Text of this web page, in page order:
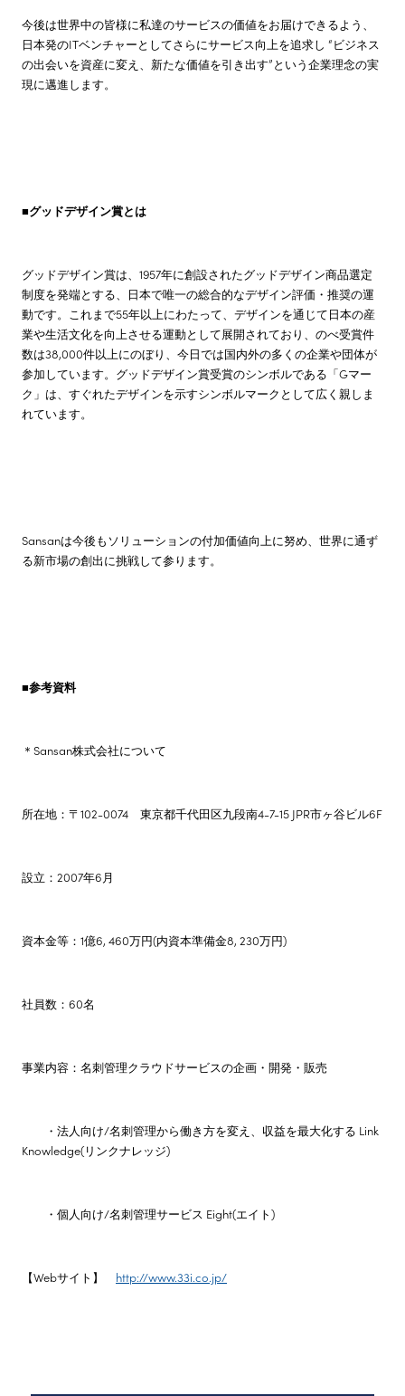
今後は世界中の皆様に私達のサービスの価値をお届けできるよう、
日本発のITベンチャーとしてさらにサービス向上を追求し “ビジネス
の出会いを資産に変え、新たな価値を引き出す”という企業理念の実
現に邁進します。
■グッドデザイン賞とは
グッドデザイン賞は、1957年に創設されたグッドデザイン商品選定
制度を発端とする、日本で唯一の総合的なデザイン評価・推奨の運
動です。これまで55年以上にわたって、デザインを通じて日本の産
業や生活文化を向上させる運動として展開されており、のべ受賞件
数は38,000件以上にのぼり、今日では国内外の多くの企業や団体が
参加しています。グッドデザイン賞受賞のシンボルである「Gマー
ク」は、すぐれたデザインを示すシンボルマークとして広く親しま
れています。
Sansanは今後もソリューションの付加価値向上に努め、世界に通ず
る新市場の創出に挑戦して参ります。
■参考資料
＊Sansan株式会社について
所在地：〒102-0074 東京都千代田区九段南4-7-15 JPR市ヶ谷ビル6F
設立：2007年6月
資本金等：1億6, 460万円(内資本準備金8, 230万円)
社員数：60名
事業内容：名刺管理クラウドサービスの企画・開発・販売
・法人向け/名刺管理から働き方を変え、収益を最大化する Link
Knowledge(リンクナレッジ)
・個人向け/名刺管理サービス Eight(エイト)
【Webサイト】 http://www.33i.co.jp/